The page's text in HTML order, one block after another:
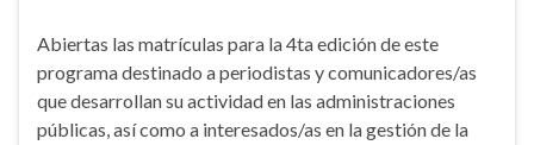
Abiertas las matrículas para la 4ta edición de este
programa destinado a periodistas y comunicadores/as
que desarrollan su actividad en las administraciones
públicas, así como a interesados/as en la gestión de la